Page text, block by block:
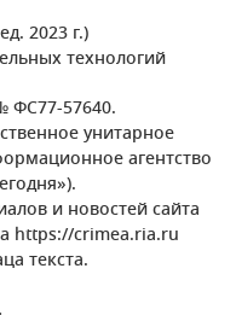
2023 г.)
технологий
ФС77-57640.
унитарное
агентство
и новостей сайта
https://crimea.ria.ru
текста.